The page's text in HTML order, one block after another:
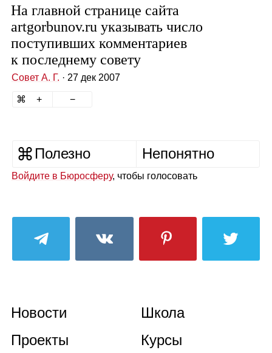
На главной странице сайта
artgorbunov.ru указывать число
поступивших комментариев
к последнему совету
Совет А. Г. · 27 дек 2007
Полезно Непонятно
Войдите в Бюросферу, чтобы голосовать
Новости
Проекты
Школа
Курсы